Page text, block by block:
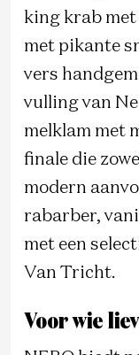
king krab
met pikante
vers
vulling van
melklam met
finale die
modern
rabarber,
met een
Van Tricht.
Voor wie